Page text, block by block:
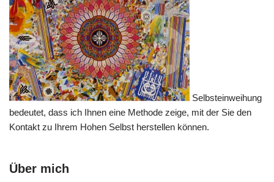
Selbsteinweihung
bedeutet, dass ich Ihnen eine Methode zeige, mit der Sie den
Kontakt zu Ihrem Hohen Selbst herstellen können.
Über mich